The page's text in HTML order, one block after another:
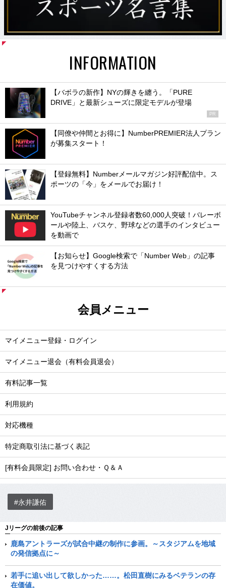
INFORMATION
【バボラの新作】NYの輝きを纏う。「PURE
DRIVE」と最新シューズに限定モデルが登場
PR
【同僚や仲間とお得に】NumberPREMIER法人プラン
が募集スタート！
【登録無料】Numberメールマガジン好評配信中。ス
ポーツの「今」をメールでお届け！
YouTubeチャンネル登録者数60,000人突破！バレーボ
ールや陸上、バスケ、野球などの選手のインタビュー
を動画で
【お知らせ】Google検索で「Number Web」の記事
を見つけやすくする方法
会員メニュー
マイメニュー登録・ログイン
マイメニュー退会（有料会員退会）
有料記事一覧
利用規約
対応機種
特定商取引法に基づく表記
[有料会員限定] お問い合わせ・Ｑ＆Ａ
#永井謙佑
Jリーグの前後の記事
鹿島アントラーズが試合中継の制作に参画。～スタジアムを地域
の発信拠点に～
若手に追い出して欲しかった……。松田直樹にみるベテランの存
在価値。